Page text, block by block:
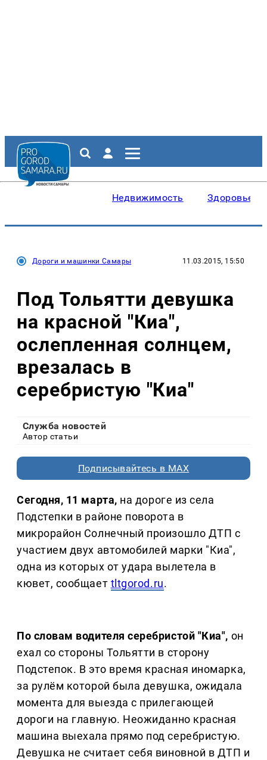
Недвижимость Здоровье
Дороги и машинки Самары 11.03.2015, 15:50
Под Тольятти девушка
на красной "Киа",
ослепленная солнцем,
врезалась в
серебристую "Киа"
Служба новостей
Автор статьи
Подписывайтесь в MAX
Сегодня, 11 марта, на дороге из села
Подстепки в районе поворота в
микрорайон Солнечный произошло ДТП с
участием двух автомобилей марки "Киа",
одна из которых от удара вылетела в
кювет, сообщает tltgorod.ru.
По словам водителя серебристой "Киа", он
ехал со стороны Тольятти в сторону
Подстепок. В это время красная иномарка,
за рулём которой была девушка, ожидала
момента для выезда с прилегающей
дороги на главную. Неожиданно красная
машина выехала прямо под серебристую.
Девушка не считает себя виновной в ДТП и